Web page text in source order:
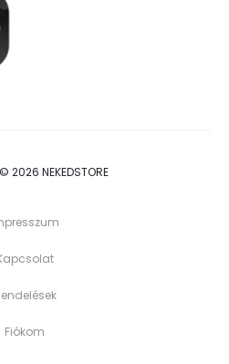
NEKEDSTORE
Fiókom